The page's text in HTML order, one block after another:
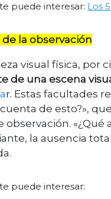
puede interesar: Los
la observación
visual física, por
de una escena
r. Estas facultades
de esto?»,
observación. «¿Qué
la ausencia
puede interesar: